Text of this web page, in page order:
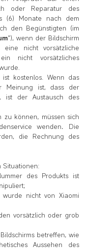
oder Reparatur des
(6) Monate nach dem
den Begünstigten (im
"), wenn der Bildschirm
nicht vorsätzliche
nicht vorsätzliches
kostenlos. Wenn das
Meinung ist, dass der
ist der Austausch des
zu können, müssen sich
wenden. Die
die Rechnung des
Situationen:
des Produkts ist
nicht von Xiaomi
vorsätzlich oder grob
betreffen, wie
Aussehen des